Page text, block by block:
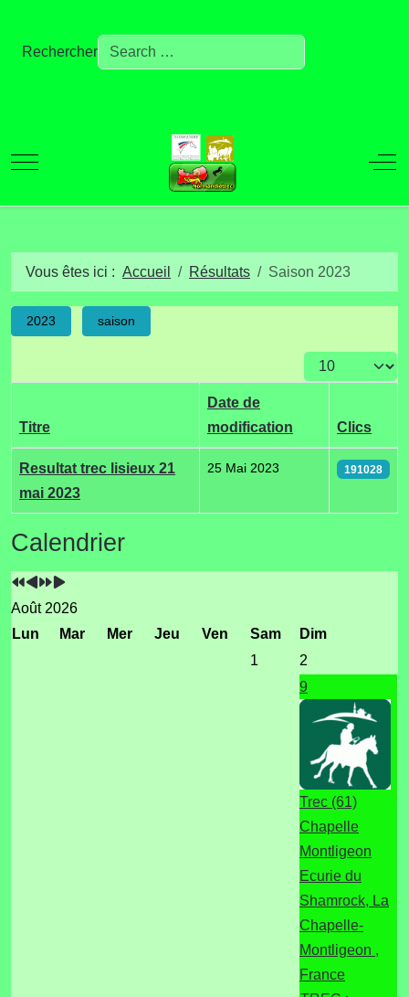
Rechercher
Mobile Menu Toggle Off-
Vous êtes ici : Accueil Résultats Saison 2023
2023 saison
Afficher #
Articles
Titre
Date de
modification
Clics
Resultat trec lisieux 21
mai 2023
25 Mai 2023 191028
Calendrier
Année
précédente
Mois
précédent
Année
suivante
suivant
Août 2026
Lun
Mar Mer Jeu Ven Sam
Dim
1
2
9
Trec (61)
Chapelle
Montligeon
Ecurie du
Shamrock, La
Chapelle-
Montligeon ,
France